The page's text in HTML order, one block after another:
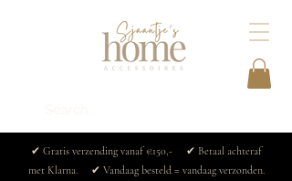
✔ Gratis verzending vanaf €150,- ✔ Betaal achteraf
met Klarna. ✔ Vandaag besteld = vandaag verzonden.